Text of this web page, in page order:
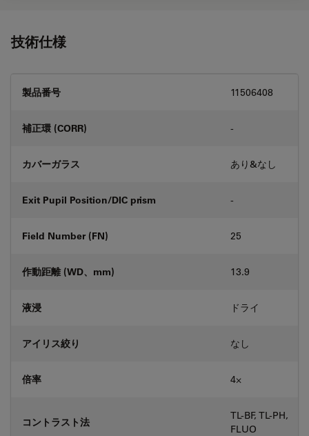
技術仕様
製品番号 11506408
補正環 (CORR) -
カバーガラス あり&なし
Exit Pupil Position/DIC prism -
Field Number (FN) 25
作動距離 (WD、mm) 13.9
液浸 ドライ
アイリス絞り なし
倍率 4⨉
コントラスト法
TL-BF, TL-PH,
FLUO